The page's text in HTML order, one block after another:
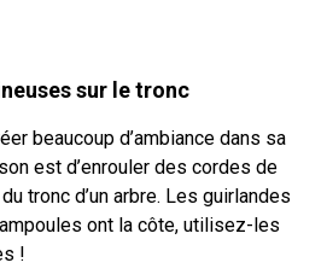
sur le tronc
beaucoup d’ambiance dans sa
est d’enrouler des cordes de
tronc d’un arbre. Les guirlandes
ont la côte, utilisez-les
!